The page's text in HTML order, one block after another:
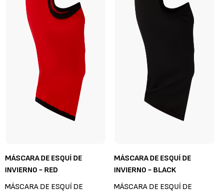
MÁSCARA DE ESQUÍ DE
INVIERNO - RED
MÁSCARA DE ESQUÍ DE
MÁSCARA DE ESQUÍ DE
INVIERNO - BLACK
MÁSCARA DE ESQUÍ DE